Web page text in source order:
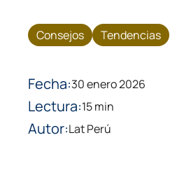
Consejos Tendencias
Fecha:30 enero 2026
Lectura:15 min
Autor:Lat Perú